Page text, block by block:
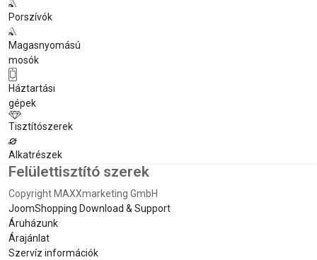
Porszívók
Magasnyomású
mosók
Háztartási
gépek
Tisztítószerek
Alkatrészek
Felülettisztító szerek
Copyright MAXXmarketing GmbH
JoomShopping Download & Support
Áruházunk
Árajánlat
Szervíz információk